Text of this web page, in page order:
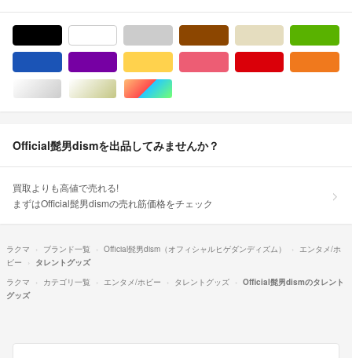
シルバー/銀色系ゴールド/金色系マルチカラー
Official髭男dismを出品してみませんか？
買取よりも高値で売れる!
まずはOfficial髭男dismの売れ筋価格をチェック
ラクマ ブランド一覧 Official髭男dism（オフィシャルヒゲダンディズム）
エンタメ/ホ
ビー
タレントグッズ
ラクマ
カテゴリ一覧 エンタメ/ホビー タレントグッズ
Official髭男dismのタレント
グッズ